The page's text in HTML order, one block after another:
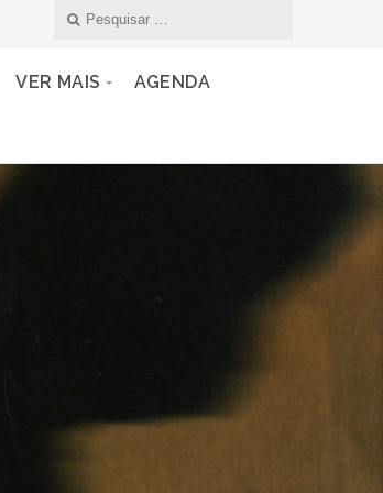
VER MAIS
AGENDA